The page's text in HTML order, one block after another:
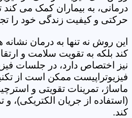
درمانی، به بیماران کمک می کند
حرکتی و کیفیت زندگی خود را
این روش نه تنها به درمان
کند بلکه به تقویت سلامت و
نیز اختصاص دارد، در جلسات
فیزیوتراپیست ممکن است از
ماساژ، تمرینات تقویتی و
(استفاده از جریان الکتریکی)، و
کند.